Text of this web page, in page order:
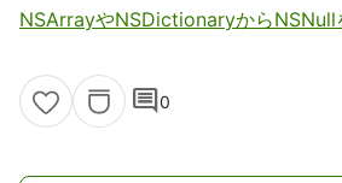
NSArrayやNSDictionaryからNSNull
comment0